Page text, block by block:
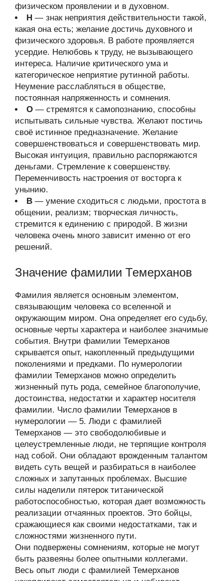
физическом проявлении и в духовном.
Н — знак неприятия действительности такой,
какая она есть; желание достичь духовного и
физического здоровья. В работе проявляется
усердие. Нелюбовь к труду, не вызывающего
интереса. Наличие критического ума и
категорическое неприятие рутинной работы.
Неумение расслабляться в обществе,
постоянная напряженность и сомнения.
О — стремятся к самопознанию, способны
испытывать сильные чувства. Желают постичь
своё истинное предназначение. Желание
совершенствоваться и совершенствовать мир.
Высокая интуиция, правильно распоряжаются
деньгами. Стремление к совершенству.
Переменчивость настроения от восторга к
унынию.
В — умение сходиться с людьми, простота в
общении, реализм; творческая личность,
стремится к единению с природой. В жизни
человека очень много зависит именно от его
решений.
Значение фамилии Темерханов
Фамилия является основным элементом,
связывающим человека со вселенной и
окружающим миром. Она определяет его судьбу,
основные черты характера и наиболее значимые
события. Внутри фамилии Темерханов
скрывается опыт, накопленный предыдущими
поколениями и предками. По нумерологии
фамилии Темерханов можно определить
жизненный путь рода, семейное благополучие,
достоинства, недостатки и характер носителя
фамилии. Число фамилии Темерханов в
нумерологии — 5. Люди с фамилией
Темерханов — это свободолюбивые и
целеустремленные люди, не терпящие контроля
над собой. Они обладают врожденным талантом
видеть суть вещей и разбираться в наиболее
сложных и запутанных проблемах. Высшие
силы наделили пятерок титанической
работоспособностью, которая дает возможность
реализации отчаянных проектов. Это бойцы,
сражающиеся как своими недостатками, так и
сложностями жизненного пути.
Они подвержены сомнениям, которые не могут
быть развеяны более опытными коллегами.
Весь опыт люди с фамилией Темерханов